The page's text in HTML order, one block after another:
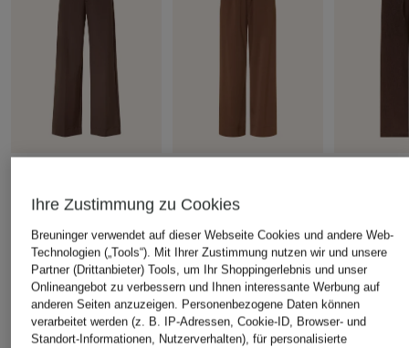
Marlenehose
Ursprünglich:CHF 259
7/8-Hose MODICO aus
Jersey
CHF 129
Ursprünglich: CHF 165
Ursprünglich:
ÄHNLICHE ARTIKEL ENTDECKEN
Ihre Zustimmung zu Cookies
Breuninger verwendet auf dieser Webseite Cookies und andere Web-
Technologien („Tools“). Mit Ihrer Zustimmung nutzen wir und unsere
Partner (Drittanbieter) Tools, um Ihr Shoppingerlebnis und unser
Onlineangebot zu verbessern und Ihnen interessante Werbung auf
anderen Seiten anzuzeigen. Personenbezogene Daten können
verarbeitet werden (z. B. IP-Adressen, Cookie-ID, Browser- und
Standort-Informationen, Nutzerverhalten), für personalisierte